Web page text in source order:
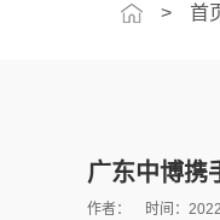
> 首
广东中博携
作者： 时间：